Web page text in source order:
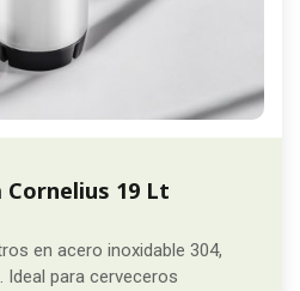
Cornelius 19 Lt
en acero inoxidable 304,
Ideal para cerveceros